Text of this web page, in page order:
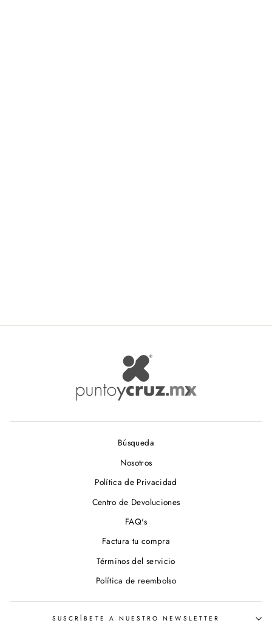
Búsqueda
Nosotros
Política de Privacidad
Centro de Devoluciones
FAQ's
Factura tu compra
Términos del servicio
Política de reembolso
SUSCRÍBETE A NUESTRO NEWSLETTER